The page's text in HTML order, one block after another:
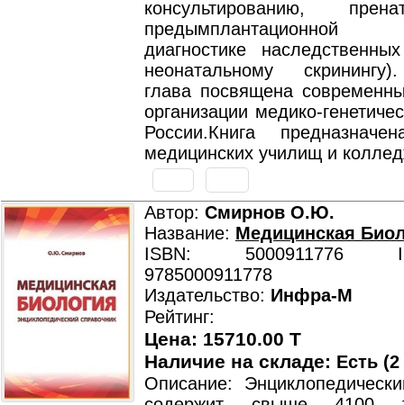
консультированию,
предымплантационной
диагностике
неонатальному
глава посвящена
организации медико-
России.Книга
медицинских училищ и
Автор: Смирнов О.Ю.
Название: Медицинская
ISBN: 5000911776
9785000911778
Издательство: Инфра-М
Рейтинг:
Цена: 15710.00 T
Наличие на складе: Есть
Описание: